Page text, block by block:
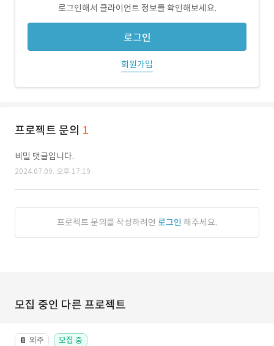
로그인해서 클라이언트 정보를 확인해보세요.
로그인
회원가입
프로젝트 문의 1
비밀 댓글입니다.
2024.07.09. 오후 17:19
프로젝트 문의를 작성하려면 로그인 해주세요.
모집 중인 다른 프로젝트
📔 외주 모집 중